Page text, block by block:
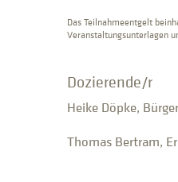
Das Teilnahmeentgelt
Veranstaltungsunterlagen
Dozierende/r
Heike Döpke,
Thomas Bertram,